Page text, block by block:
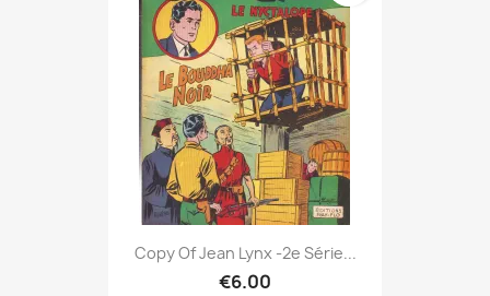
Copy Of Jean Lynx -2e Série...
€6.00